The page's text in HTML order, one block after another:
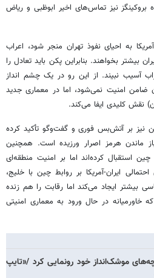
نیز تماس‌های اخیر ابوظبی و ریاض
به احیای نفوذ تهران منجر شود، اعراب
بیشتر بخواهند. بنابراین پکن باید تعادل را
آسیب نبیند. از این رو در یک چشم انداز
ضامن امنیت نمی‌شود، اما در معماری جدید
نقش کلیدی ایفا می‌کند.
نیز بر آتش‌بس فوری و گفت‌وگو تأکید کرده
ماندن هرمز اصرار ورزیده است. همچنین
استقبال کرده‌اند اما بر امنیت منطقه‌ای
ایران-آمریکا بر روابط چین با خلیج،
بیشتر ایجاد می‌کند اما رقابت را هم زنده
خاورمیانه در حال ورود به معماری امنیتی
موشک‌انداز خود رونمایی کرد /«تایپ